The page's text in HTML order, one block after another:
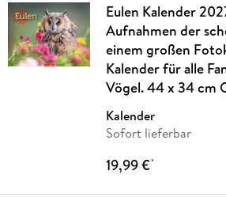
Eulen Kalender
Aufnahmen der
einem großen
Kalender für alle
Vögel. 44 x 34 cm
Kalender
Sofort lieferbar
19,99 €*